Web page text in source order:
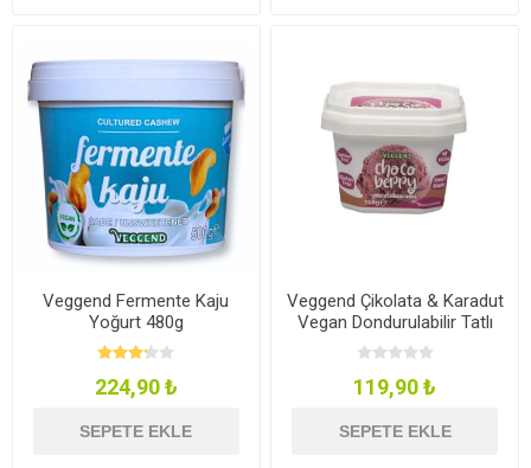
Veggend Fermente Kaju
Yoğurt 480g
224,90 ₺
SEPETE EKLE
Veggend Çikolata & Karadut
Vegan Dondurulabilir Tatlı
110g
119,90 ₺
SEPETE EKLE